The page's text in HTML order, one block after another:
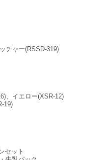
チャー(RSSD-319)
、イエロー(XSR-12)
19)
セット